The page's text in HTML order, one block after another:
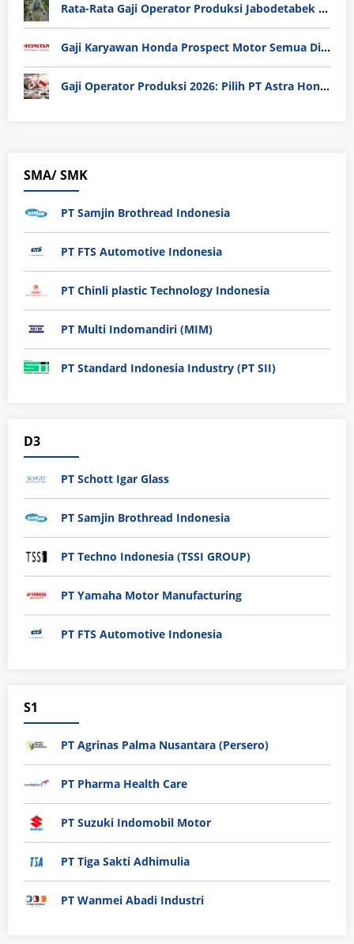
Rata-Rata Gaji Operator Produksi Jabodetabek 2025: Bedah Tuntas UMK, Lemburan, dan Realita Hidup Buruh
Gaji Karyawan Honda Prospect Motor Semua Divisi
Gaji Operator Produksi 2026: Pilih PT Astra Honda Motor (AHM) atau Manufaktur di Jepang?
SMA/ SMK
PT Samjin Brothread Indonesia
PT FTS Automotive Indonesia
PT Chinli plastic Technology Indonesia
PT Multi Indomandiri (MIM)
PT Standard Indonesia Industry (PT SII)
D3
PT Schott Igar Glass
PT Samjin Brothread Indonesia
PT Techno Indonesia (TSSI GROUP)
PT Yamaha Motor Manufacturing
PT FTS Automotive Indonesia
S1
PT Agrinas Palma Nusantara (Persero)
PT Pharma Health Care
PT Suzuki Indomobil Motor
PT Tiga Sakti Adhimulia
PT Wanmei Abadi Industri